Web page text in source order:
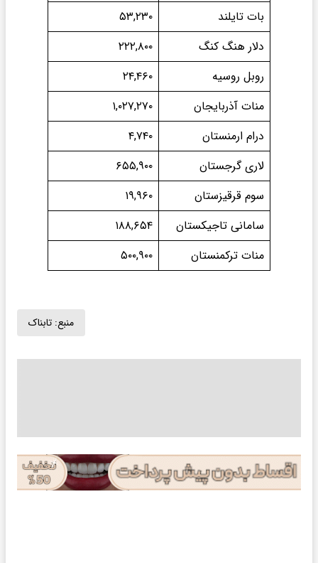
بات تایلند
۵۳,۲۳۰
دلار هنگ کنگ
۲۲۲,۸۰۰
روبل روسیه
۲۴,۴۶۰
منات آذربایجان
۱,۰۲۷,۲۷۰
درام ارمنستان
۴,۷۴۰
لاری گرجستان
۶۵۵,۹۰۰
سوم قرقیزستان
۱۹,۹۶۰
سامانی تاجیکستان
۱۸۸,۶۵۴
منات ترکمنستان
۵۰۰,۹۰۰
منبع: تابناک